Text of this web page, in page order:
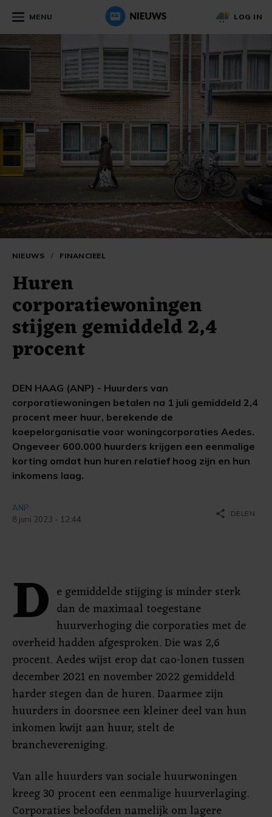
MENU LOG IN
NIEUWS / FINANCIEEL
Huren
corporatiewoningen
stijgen gemiddeld 2,4
procent
DEN HAAG (ANP) - Huurders van
corporatiewoningen betalen na 1 juli gemiddeld 2,4
procent meer huur, berekende de
koepelorganisatie voor woningcorporaties Aedes.
Ongeveer 600.000 huurders krijgen een eenmalige
korting omdat hun huren relatief hoog zijn en hun
inkomens laag.
ANP
8 juni 2023 - 12:44
share DELEN
D e gemiddelde stijging is minder sterk
dan de maximaal toegestane
huurverhoging die corporaties met de
overheid hadden afgesproken. Die was 2,6
procent. Aedes wijst erop dat cao-lonen tussen
december 2021 en november 2022 gemiddeld
harder stegen dan de huren. Daarmee zijn
huurders in doorsnee een kleiner deel van hun
inkomen kwijt aan huur, stelt de
branchevereniging.
Van alle huurders van sociale huurwoningen
kreeg 30 procent een eenmalige huurverlaging.
Corporaties beloofden namelijk om lagere